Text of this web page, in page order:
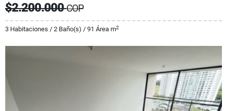
$2.200.000COP
3 Habitaciones / 2 Baño(s) / 91 Área m2